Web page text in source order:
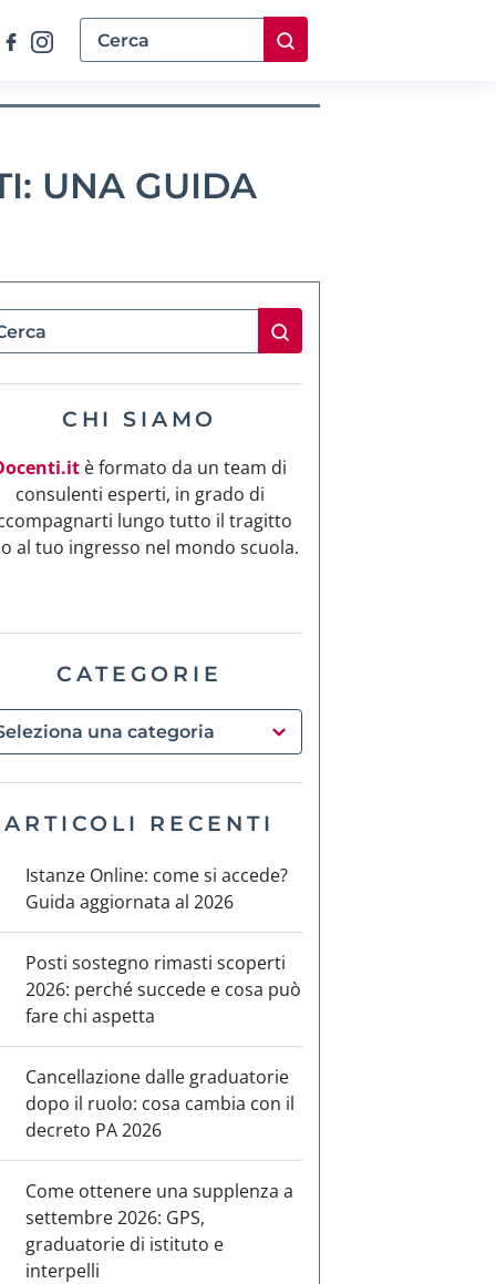
UNA GUIDA
CHI SIAMO
è formato da un team di
consulenti esperti, in grado di
lungo tutto il tragitto
al tuo ingresso nel mondo scuola.
CATEGORIE
ARTICOLI RECENTI
Istanze Online: come si accede?
Guida aggiornata al 2026
Posti sostegno rimasti scoperti
2026: perché succede e cosa può
fare chi aspetta
Cancellazione dalle graduatorie
dopo il ruolo: cosa cambia con il
decreto PA 2026
Come ottenere una supplenza a
settembre 2026: GPS,
graduatorie di istituto e
interpelli